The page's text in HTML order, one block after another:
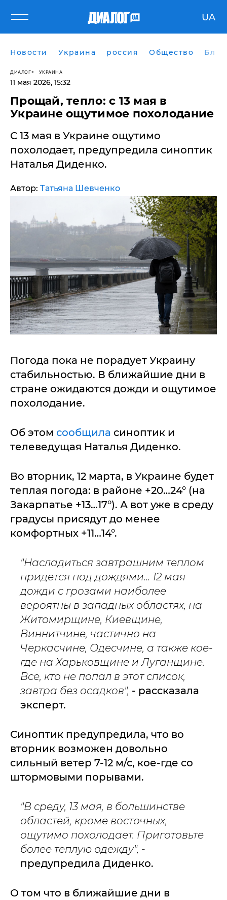
UA
Новости Украина россия Общество
ДИАЛОГ УКРАИНА
11 мая 2026, 15:32
Прощай, тепло: с 13 мая в
Украине ощутимое похолодание
​С 13 мая в Украине ощутимо
похолодает, предупредила синоптик
Наталья Диденко.
Автор: Татьяна Шевченко
Погода пока не порадует Украину
стабильностью. В ближайшие дни в
стране ожидаются дожди и ощутимое
похолодание.
Об этом сообщила синоптик и
телеведущая Наталья Диденко.
Во вторник, 12 марта, в Украине будет
теплая погода: в районе +20…24° (на
Закарпатье +13…17°). А вот уже в среду
градусы присядут до менее
комфортных +11…14°.
"Насладиться завтрашним теплом
придется под дождями… 12 мая
дожди с грозами наиболее
вероятны в западных областях, на
Житомирщине, Киевщине,
Виннитчине, частично на
Черкасчине, Одесчине, а также кое-
где на Харьковщине и Луганщине.
Все, кто не попал в этот список,
завтра без осадков", - рассказала
эксперт.
Синоптик предупредила, что во
вторник возможен довольно
сильный ветер 7-12 м/с, кое-где со
штормовыми порывами.
"В среду, 13 мая, в большинстве
областей, кроме восточных,
ощутимо похолодает. Приготовьте
более теплую одежду", -
предупредила Диденко.
О том что в ближайшие дни в